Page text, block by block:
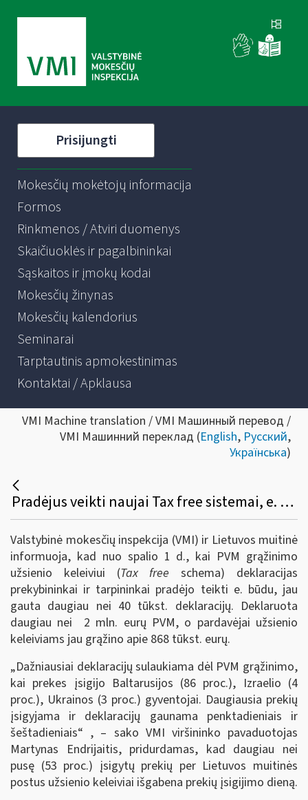
Prisijungti
Mokesčių mokėtojų informacija
Formos
Rinkmenos / Atviri duomenys
Skaičiuoklės ir pagalbininkai
Sąskaitos ir įmokų kodai
Mokesčių žinynas
Mokesčių kalendorius
Seminarai
Tarptautinis apmokestinimas
Kontaktai / Apklausa
VMI Machine translation / VMI Машинный перевод /
VMI Машинний переклад (English, Русский,
Українська)
Pradėjus veikti naujai Tax free sistemai, e. būdu jau deklaruota per 2 mln. eurų PVM
Valstybinė mokesčių inspekcija (VMI) ir Lietuvos muitinė
informuoja, kad nuo spalio 1 d., kai PVM grąžinimo
užsienio keleiviui (Tax freeschema) deklaracijas
prekybininkai ir tarpininkai pradėjo teikti e. būdu, jau
gauta daugiau nei 40 tūkst. deklaracijų. Deklaruota
daugiau nei 2 mln. eurų PVM, o pardavėjai užsienio
keleiviams jau grąžino apie 868 tūkst. eurų.
„Dažniausiai deklaracijų sulaukiama dėl PVM grąžinimo,
kai prekes įsigijo Baltarusijos (86 proc.), Izraelio (4
proc.), Ukrainos (3 proc.) gyventojai. Daugiausia prekių
įsigyjama ir deklaracijų gaunama penktadieniais ir
šeštadieniais“ , – sako VMI viršininko pavaduotojas
Martynas Endrijaitis, pridurdamas, kad daugiau nei
pusę (53 proc.) įsigytų prekių per Lietuvos muitinės
postus užsienio keleiviai išgabena prekių įsigijimo dieną.